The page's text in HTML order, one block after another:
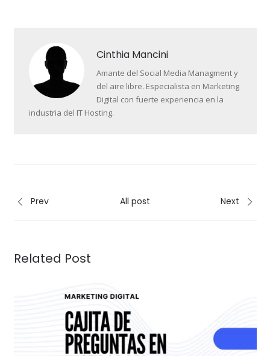
Cinthia Mancini
Amante del Social Media Managment y
del aire libre. Especialista en Marketing
Digital con fuerte experiencia en la
industria del IT Hosting.
Prev All post Next
Related Post